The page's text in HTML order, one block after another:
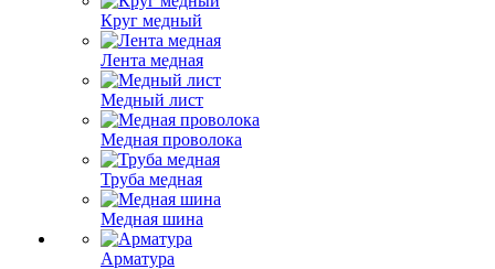
Круг медный
Лента медная
Медный лист
Медная проволока
Труба медная
Медная шина
Арматура